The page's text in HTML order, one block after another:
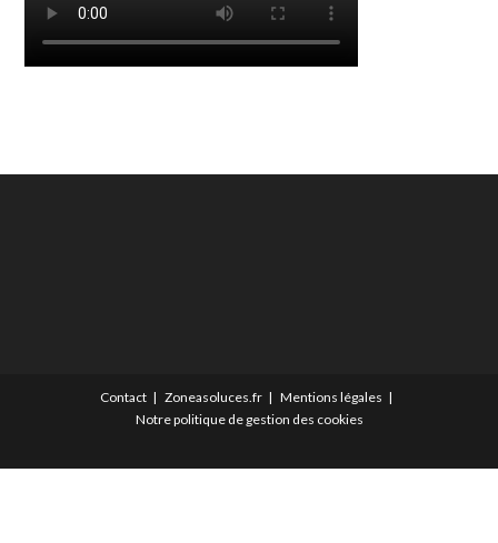
Contact Zoneasoluces.fr
Mentions légales
Notre politique de gestion des cookies